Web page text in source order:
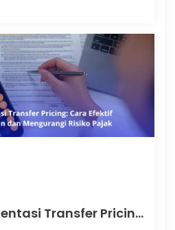
Evaluasi Dokumentasi Transfer Pricing: Cara Efektif Mengukur Kepatuhan dan Mengurangi Risiko Pajak